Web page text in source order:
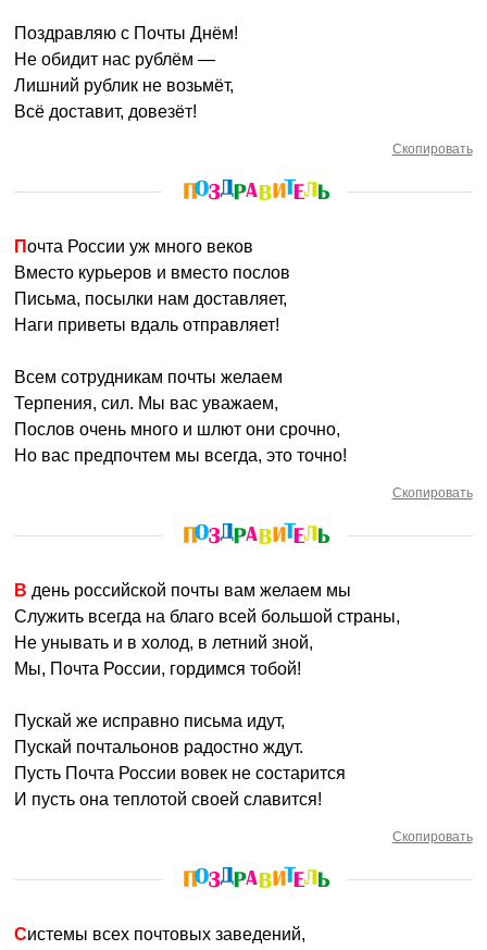
Поздравляю с Почты Днём!
Не обидит нас рублём —
Лишний рублик не возьмёт,
Всё доставит, довезёт!
Скопировать
Почта России уж много веков
Вместо курьеров и вместо послов
Письма, посылки нам доставляет,
Наги приветы вдаль отправляет!
Всем сотрудникам почты желаем
Терпения, сил. Мы вас уважаем,
Послов очень много и шлют они срочно,
Но вас предпочтем мы всегда, это точно!
Скопировать
В день российской почты вам желаем мы
Служить всегда на благо всей большой страны,
Не унывать и в холод, в летний зной,
Мы, Почта России, гордимся тобой!
Пускай же исправно письма идут,
Пускай почтальонов радостно ждут.
Пусть Почта России вовек не состарится
И пусть она теплотой своей славится!
Скопировать
Системы всех почтовых заведений,